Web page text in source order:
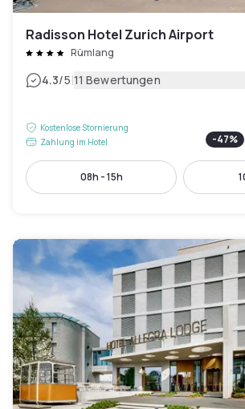
Radisson Hotel Zurich Airport
Rümlang
4.3/5|11 Bewertungen
Kostenlose Stornierung
Zahlung im Hotel
-47%
08h - 15h